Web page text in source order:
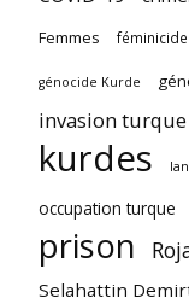
Femmes féminicide
génocide Kurde
invasion turque
kurdes
occupation turque
prison
Selahattin